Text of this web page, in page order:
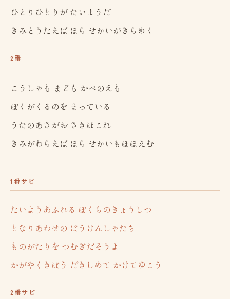
ひとりひとりが たいようだ
きみとうたえば ほら せかいがきらめく
2番
こうしゃも まども かべのえも
ぼくがくるのを まっている
うたのあさがお さきほこれ
きみがわらえば ほら せかいもほほえむ
1番サビ
たいようあふれる ぼくらのきょうしつ
となりあわせの ぼうけんしゃたち
ものがたりを つむぎだそうよ
かがやくきぼう だきしめて かけてゆこう
2番サビ